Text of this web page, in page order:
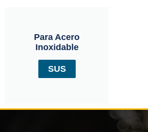
Para Acero
Inoxidable
SUS